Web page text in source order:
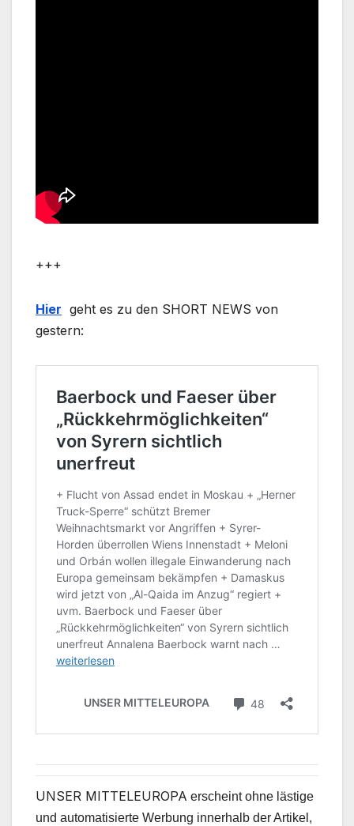
+++
Hier geht es zu den SHORT NEWS von
gestern:
UNSER MITTELEUROPA erscheint ohne lästige
und automatisierte Werbung innerhalb der Artikel,